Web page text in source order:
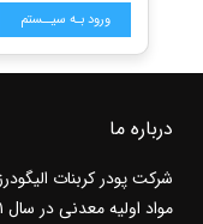
ورود بـه سیــستم
درباره ما
شرکت پودر کربنات